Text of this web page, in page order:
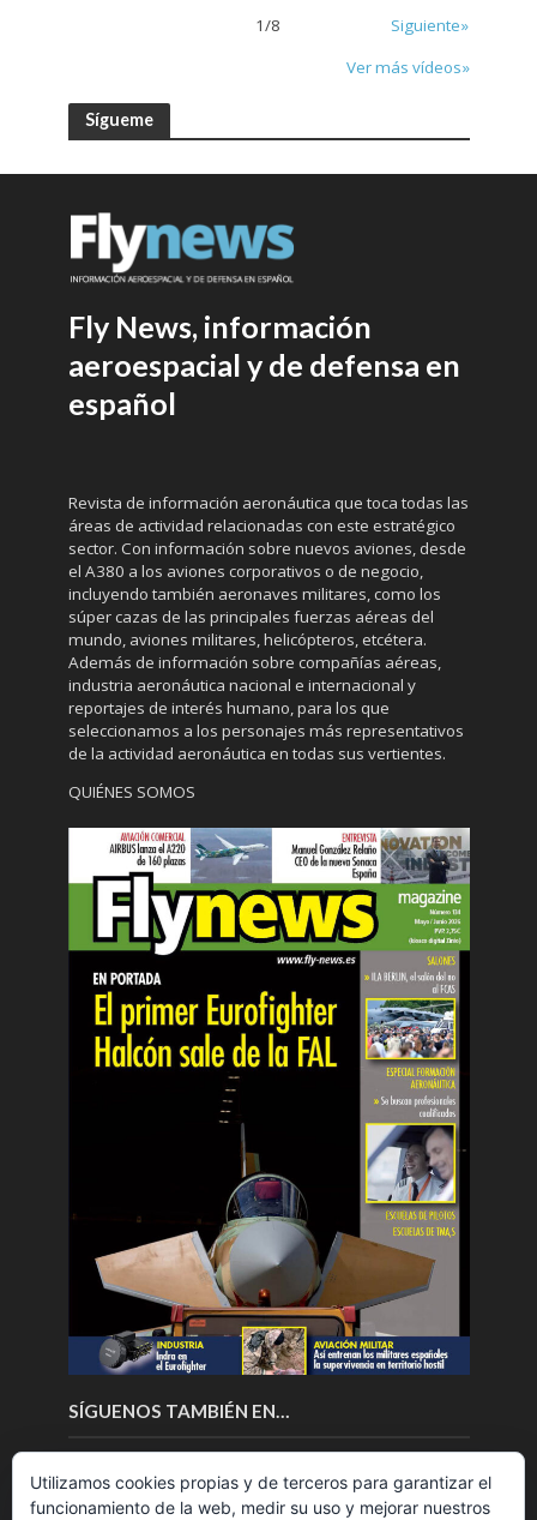
1/8
Siguiente»
Ver más vídeos»
Sígueme
Fly News, información
aeroespacial y de defensa en
español
Revista de información aeronáutica que toca todas las
áreas de actividad relacionadas con este estratégico
sector. Con información sobre nuevos aviones, desde
el A380 a los aviones corporativos o de negocio,
incluyendo también aeronaves militares, como los
súper cazas de las principales fuerzas aéreas del
mundo, aviones militares, helicópteros, etcétera.
Además de información sobre compañías aéreas,
industria aeronáutica nacional e internacional y
reportajes de interés humano, para los que
seleccionamos a los personajes más representativos
de la actividad aeronáutica en todas sus vertientes.
QUIÉNES SOMOS
SÍGUENOS TAMBIÉN EN…
Utilizamos cookies propias y de terceros para garantizar el
funcionamiento de la web, medir su uso y mejorar nuestros